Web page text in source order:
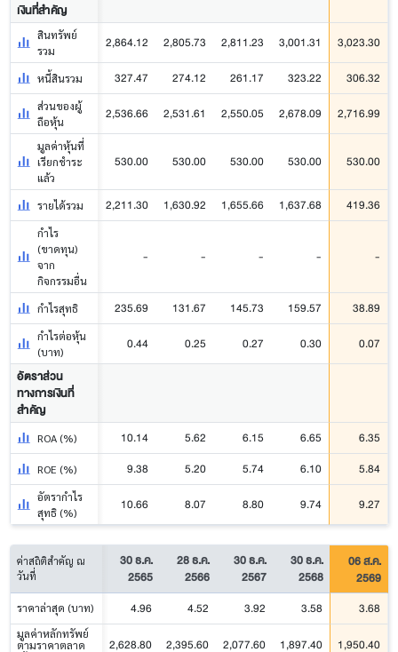
เงินที่สำคัญ
สินทรัพย์
รวม
2,864.12 2,805.73 2,811.23 3,001.31 3,023.30
หนี้สินรวม 327.47 274.12 261.17 323.22 306.32
ส่วนของผู้
ถือหุ้น
2,536.66 2,531.61 2,550.05 2,678.09 2,716.99
มูลค่าหุ้นที่
เรียกชำระ
แล้ว
530.00 530.00 530.00 530.00 530.00
รายได้รวม 2,211.30 1,630.92 1,655.66 1,637.68 419.36
กำไร
(ขาดทุน)
จาก
กิจกรรมอื่น
- - - - -
กำไรสุทธิ 235.69 131.67 145.73 159.57 38.89
กำไรต่อหุ้น
(บาท)
0.44 0.25 0.27 0.30
0.07
อัตราส่วน
ทางการเงินที่
สำคัญ
ROA (%) 10.14 5.62 6.15 6.65 6.35
ROE (%) 9.38 5.20 5.74 6.10 5.84
อัตรากำไร
สุทธิ (%)
10.66 8.07 8.80 9.74 9.27
ค่าสถิติสำคัญ ณ
วันที่
30 ธ.ค.
2565
28 ธ.ค.
2566
30 ธ.ค.
2567
30 ธ.ค.
2568
06 ส.ค.
2569
ราคาล่าสุด (บาท) 4.96 4.52 3.92 3.58 3.68
มูลค่าหลักทรัพย์
ตามราคาตลาด
2,628.80 2,395.60 2,077.60 1,897.40
1,950.40